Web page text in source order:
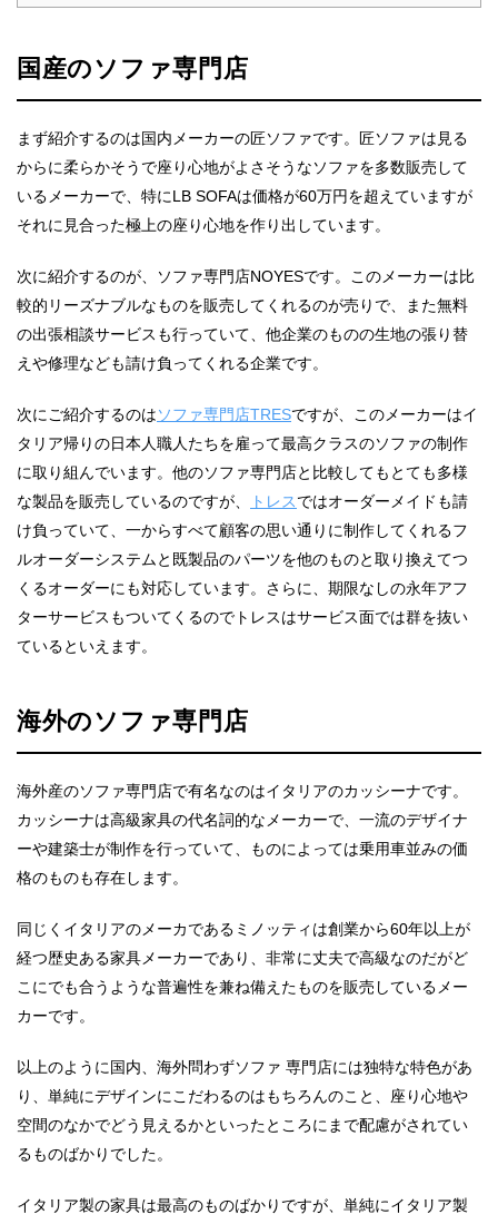
国産のソファ専門店
まず紹介するのは国内メーカーの匠ソファです。匠ソファは見る
からに柔らかそうで座り心地がよさそうなソファを多数販売して
いるメーカーで、特にLB SOFAは価格が60万円を超えていますが
それに見合った極上の座り心地を作り出しています。
次に紹介するのが、ソファ専門店NOYESです。このメーカーは比
較的リーズナブルなものを販売してくれるのが売りで、また無料
の出張相談サービスも行っていて、他企業のものの生地の張り替
えや修理なども請け負ってくれる企業です。
次にご紹介するのはソファ専門店TRESですが、このメーカーはイ
タリア帰りの日本人職人たちを雇って最高クラスのソファの制作
に取り組んでいます。他のソファ専門店と比較してもとても多様
な製品を販売しているのですが、
トレスではオーダーメイドも請
け負っていて、一からすべて顧客の思い通りに制作してくれるフ
ルオーダーシステムと既製品のパーツを他のものと取り換えてつ
くるオーダーにも対応しています。さらに、期限なしの永年アフ
ターサービスもついてくるのでトレスはサービス面では群を抜い
ているといえます。
海外のソファ専門店
海外産のソファ専門店で有名なのはイタリアのカッシーナです。
カッシーナは高級家具の代名詞的なメーカーで、一流のデザイナ
ーや建築士が制作を行っていて、ものによっては乗用車並みの価
格のものも存在します。
同じくイタリアのメーカであるミノッティは創業から60年以上が
経つ歴史ある家具メーカーであり、非常に丈夫で高級なのだがど
こにでも合うような普遍性を兼ね備えたものを販売しているメー
カーです。
以上のように国内、海外問わずソファ 専門店には独特な特色があ
り、単純にデザインにこだわるのはもちろんのこと、座り心地や
空間のなかでどう見えるかといったところにまで配慮がされてい
るものばかりでした。
イタリア製の家具は最高のものばかりですが、単純にイタリア製